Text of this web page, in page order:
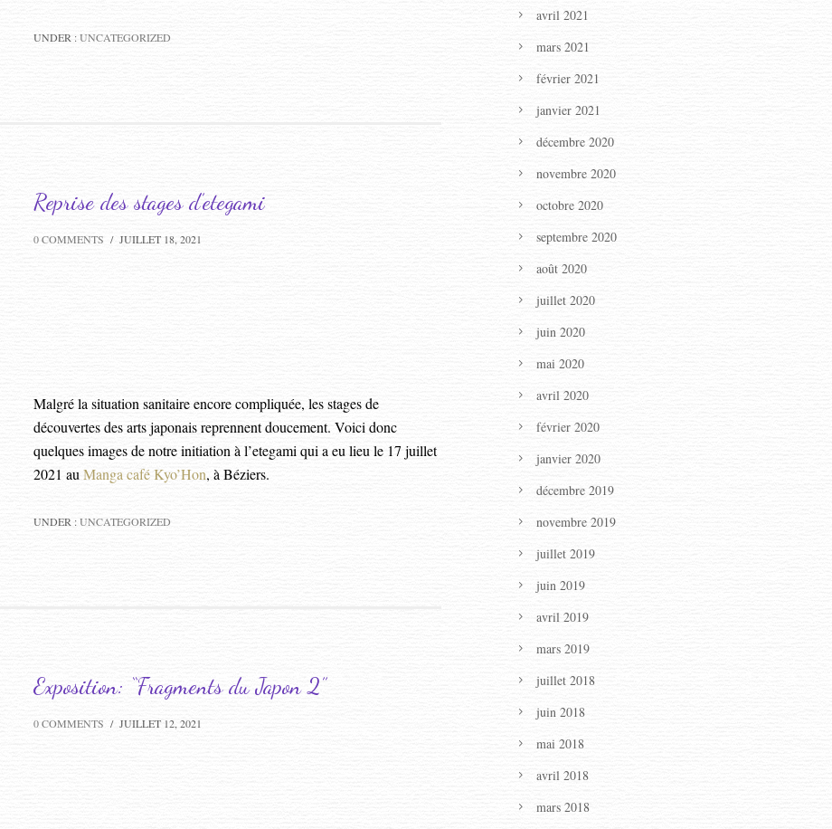
UNDER :UNCATEGORIZED
Reprise des stages d’etegami
0 COMMENTS / JUILLET 18, 2021
Malgré la situation sanitaire encore compliquée, les stages de
découvertes des arts japonais reprennent doucement. Voici donc
quelques images de notre initiation à l’etegami qui a eu lieu le 17 juillet
2021 au Manga café Kyo’Hon, à Béziers.
UNDER :UNCATEGORIZED
Exposition: “Fragments du Japon 2”
0 COMMENTS / JUILLET 12, 2021
avril 2021
mars 2021
février 2021
janvier 2021
décembre 2020
novembre 2020
octobre 2020
septembre 2020
août 2020
juillet 2020
juin 2020
mai 2020
avril 2020
février 2020
janvier 2020
décembre 2019
novembre 2019
juillet 2019
juin 2019
avril 2019
mars 2019
juillet 2018
juin 2018
mai 2018
avril 2018
mars 2018